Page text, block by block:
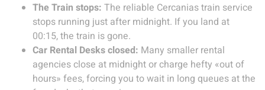
The Train stops: The reliable Cercanias train service
stops running just after midnight. If you land at
00:15, the train is gone.
Car Rental Desks closed: Many smaller rental
agencies close at midnight or charge hefty «out of
hours» fees, forcing you to wait in long queues at the